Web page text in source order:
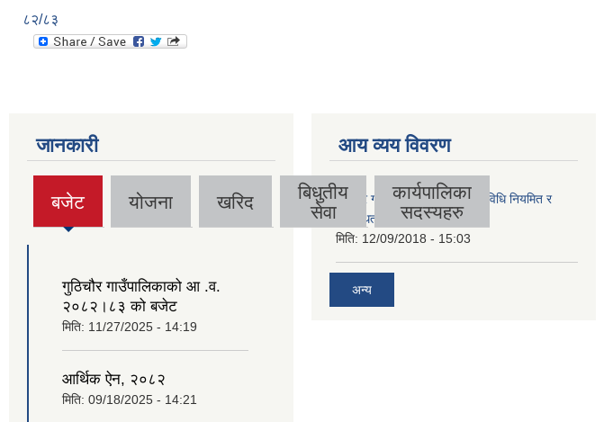
८२/८३
जानकारी
बजेट
(active
tab)
योजना खरिद
बिधुतीय
सेवा
कार्यपालिका
सदस्यहरु
गुठिचौर गाउँपालिकाको आ .व.
२०८२।८३ को बजेट
मिति: 11/27/2025 - 14:19
आर्थिक ऐन, २०८२
मिति: 09/18/2025 - 14:21
आय व्यय विवरण
गुठिचौर गाउँपालिकाको आर्थिक कार्यविधि नियमित र
व्यवस्थित गर्न बनेको ऐन, २०७४
मिति: 12/09/2018 - 15:03
अन्य